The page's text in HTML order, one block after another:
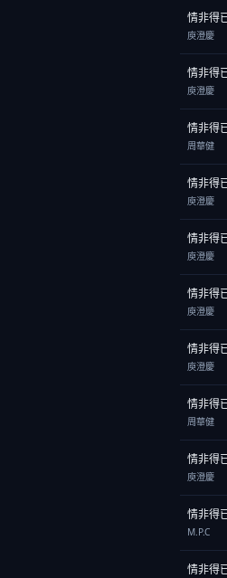
情非得
庾澄慶
情非得
庾澄慶
情非得
周華健
情非得
庾澄慶
情非得
庾澄慶
情非得
庾澄慶
情非得
庾澄慶
情非得
周華健
情非得
庾澄慶
情非得
M.P.C
情非得